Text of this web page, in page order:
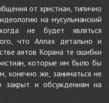
от христиан, типично
на мусульманский
не будет являться
что Аллах детально и
аятов Корана те ошибки
которые им было бы
конечно же, заниматься не
закрыт и обсуждениям на